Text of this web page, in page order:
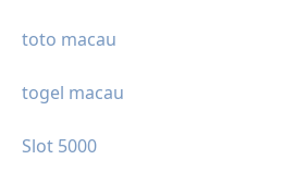
toto macau
togel macau
Slot 5000